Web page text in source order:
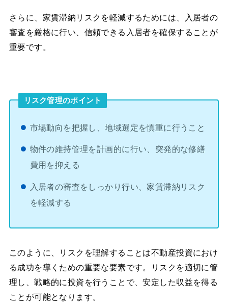
さらに、家賃滞納リスクを軽減するためには、入居者の
審査を厳格に行い、信頼できる入居者を確保することが
重要です。
リスク管理のポイント
市場動向を把握し、地域選定を慎重に行うこと
物件の維持管理を計画的に行い、突発的な修繕
費用を抑える
入居者の審査をしっかり行い、家賃滞納リスク
を軽減する
このように、リスクを理解することは不動産投資におけ
る成功を導くための重要な要素です。リスクを適切に管
理し、戦略的に投資を行うことで、安定した収益を得る
ことが可能となります。